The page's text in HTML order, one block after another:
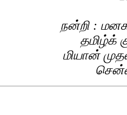
நன்றி :
தமிழ்க்
மியான்